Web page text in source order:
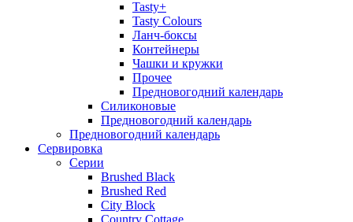
Tasty+
Tasty Colours
Ланч-боксы
Контейнеры
Чашки и кружки
Прочее
Предновогодний календарь
Силиконовые
Предновогодний календарь
Предновогодний календарь
Сервировка
Серии
Brushed Black
Brushed Red
City Block
Country Cottage